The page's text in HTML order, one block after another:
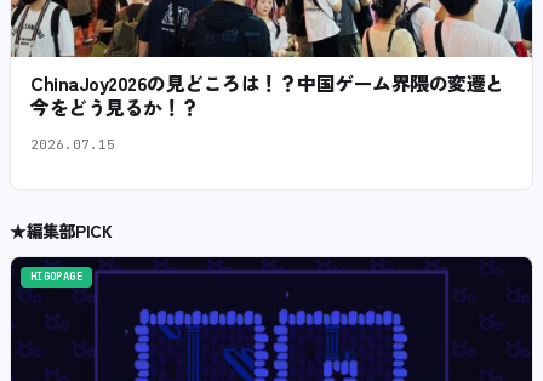
ChinaJoy2026の見どころは！？中国ゲーム界隈の変遷と
今をどう見るか！？
2026.07.15
★編集部PICK
HIGOPAGE